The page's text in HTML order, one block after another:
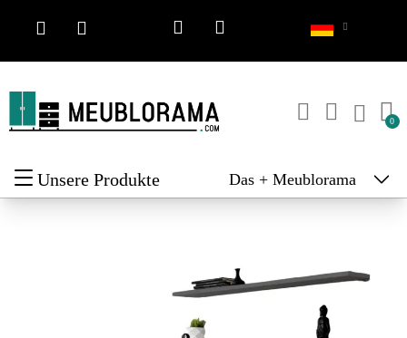
Unsere Produkte Das + Meublorama